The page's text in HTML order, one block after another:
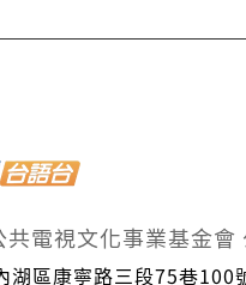
共電視文化事業基金會
湖區康寧路三段75巷100